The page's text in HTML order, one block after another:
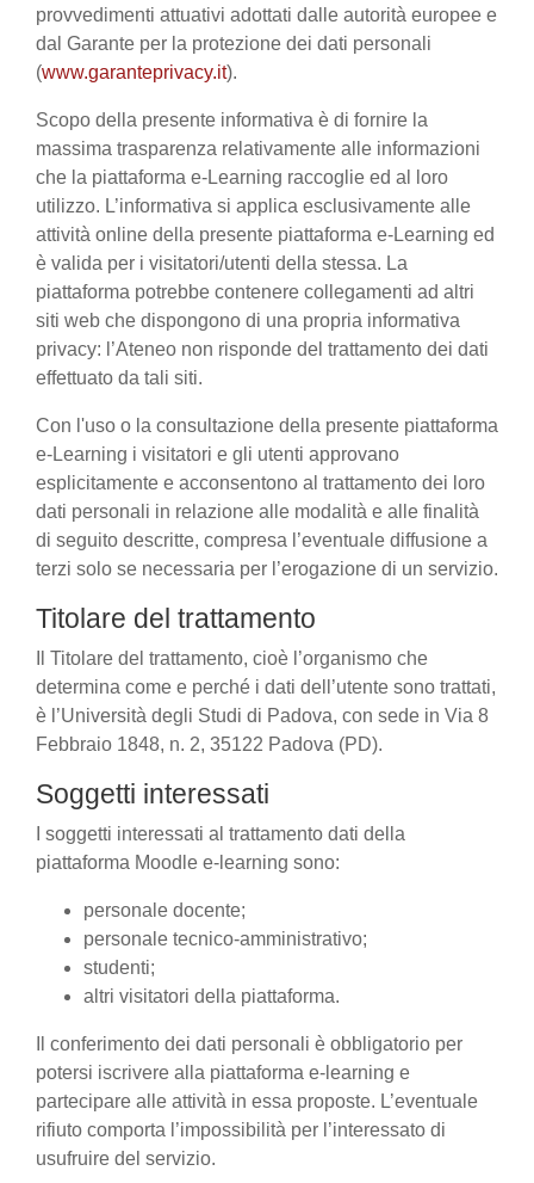
provvedimenti attuativi adottati dalle autorità europee e
dal Garante per la protezione dei dati personali
(www.garanteprivacy.it).
Scopo della presente informativa è di fornire la
massima trasparenza relativamente alle informazioni
che la piattaforma e-Learning raccoglie ed al loro
utilizzo. L’informativa si applica esclusivamente alle
attività online della presente piattaforma e-Learning ed
è valida per i visitatori/utenti della stessa. La
piattaforma potrebbe contenere collegamenti ad altri
siti web che dispongono di una propria informativa
privacy: l’Ateneo non risponde del trattamento dei dati
effettuato da tali siti.
Con l'uso o la consultazione della presente piattaforma
e-Learning i visitatori e gli utenti approvano
esplicitamente e acconsentono al trattamento dei loro
dati personali in relazione alle modalità e alle finalità
di seguito descritte, compresa l’eventuale diffusione a
terzi solo se necessaria per l’erogazione di un servizio.
Titolare del trattamento
Il Titolare del trattamento, cioè l’organismo che
determina come e perché i dati dell’utente sono trattati,
è l’Università degli Studi di Padova, con sede in Via 8
Febbraio 1848, n. 2, 35122 Padova (PD).
Soggetti interessati
I soggetti interessati al trattamento dati della
piattaforma Moodle e-learning sono:
personale docente;
personale tecnico-amministrativo;
studenti;
altri visitatori della piattaforma.
Il conferimento dei dati personali è obbligatorio per
potersi iscrivere alla piattaforma e-learning e
partecipare alle attività in essa proposte. L’eventuale
rifiuto comporta l’impossibilità per l’interessato di
usufruire del servizio.